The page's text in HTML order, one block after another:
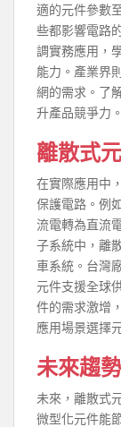
適的元件參數
些都影響電路
調實務應用，
能力。產業界
網的需求。了
升產品競爭力。
離散式
在實際應用中
保護電路。例
流電轉為直流
子系統中，離
車系統。台灣
元件支援全球
件的需求激增
應用場景選擇
未來趨
未來，離散式
微型化元件能